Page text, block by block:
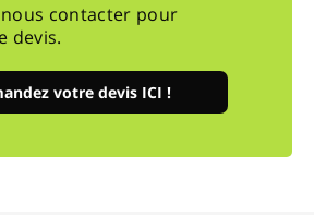
nous contacter pour
devis.
votre devis ICI !